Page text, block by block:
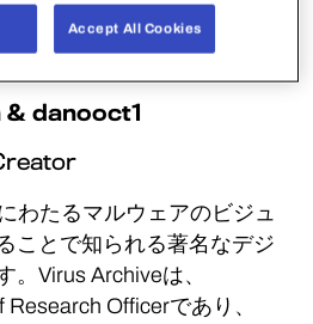
danooct1
わたるマルウェアのビジュ
ことで知られる著名なデジ
。Virus Archiveは、
Officerであり、
Accept All Cookies